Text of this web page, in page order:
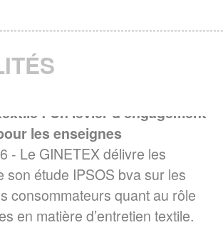
: Un levier d'engagement
les enseignes
- Le GINETEX délivre les
son étude IPSOS bva sur les
consommateurs quant au rôle
en matière d’entretien textile.